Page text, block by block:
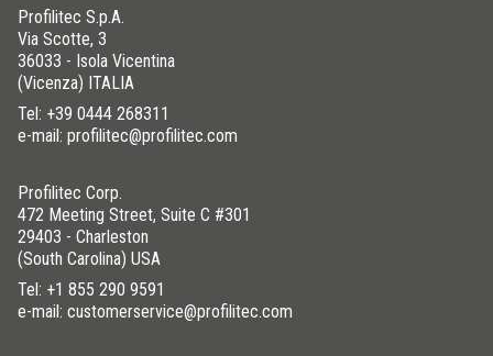
Profilitec S.p.A.
Via Scotte, 3
36033 - Isola Vicentina
(Vicenza) ITALIA
Tel: +39 0444 268311
e-mail: profilitec@profilitec.com
Profilitec Corp.
472 Meeting Street, Suite C #301
29403 - Charleston
(South Carolina) USA
Tel: +1 855 290 9591
e-mail: customerservice@profilitec.com